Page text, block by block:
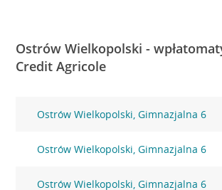
Ostrów Wielkopolski -
Credit Agricole
Ostrów Wielkopolski, Gimnazjalna 6
Ostrów Wielkopolski, Gimnazjalna 6
Ostrów Wielkopolski, Gimnazjalna 6